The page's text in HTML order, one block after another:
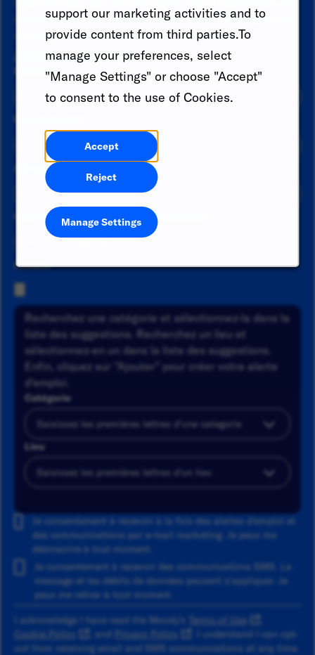
support our marketing activities and to
provide content from third parties.To
manage your preferences, select
"Manage Settings" or choose "Accept"
to consent to the use of Cookies.
Accept
Reject
Manage Settings
informations pour qu'elles soient prises en compte pour
un rôle futur dès qu'elles seront disponibles.
Already a member?
Prénom*
Adresse email
Code du pays Numéro de téléphone
Resume
Recherchez une catégorie et sélectionnez-la dans la
liste des suggestions. Recherchez un lieu et
sélectionnez-en un dans la liste des suggestions.
Enfin, cliquez sur "Ajouter" pour créer votre alerte
d'emploi.
Catégorie
Lieu
Je consentement à recevoir à la fois des alertes d'emploi et
des communications par e-mail marketing. Je peux me
désinscrire à tout moment.
Je consentement à recevoir des communications SMS. Le
message et les débits de données peuvent s'appliquer. Je
peux me retirer à tout moment.
I acknowledge I have read the Moody's
Terms of Use
Cookie Policy
, and Privacy Policy
. I understand I can opt-
out from receiving email and SMS communications at any time.